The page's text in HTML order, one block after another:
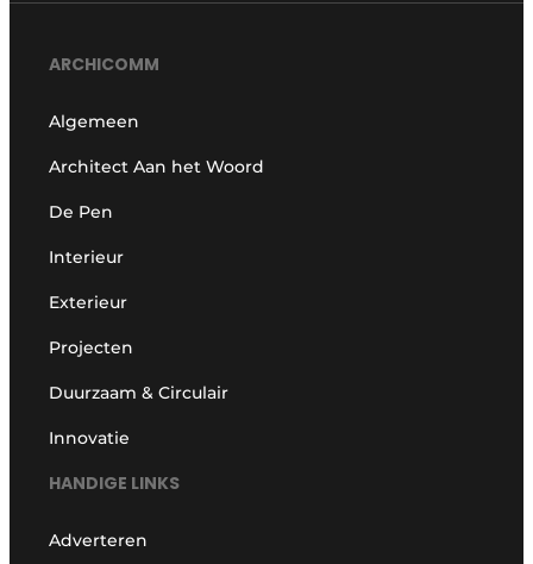
ARCHICOMM
Algemeen
Architect Aan het Woord
De Pen
Interieur
Exterieur
Projecten
Duurzaam & Circulair
Innovatie
HANDIGE LINKS
Adverteren